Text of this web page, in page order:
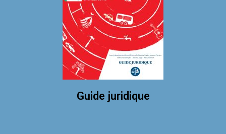
Guide juridique